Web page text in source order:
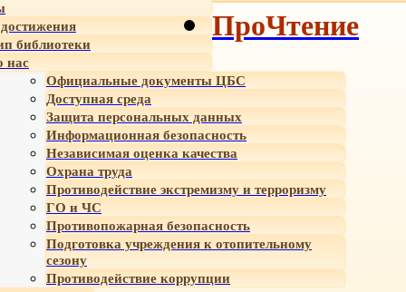
библиотеки
нас
Официальные документы ЦБС
Доступная среда
Защита персональных данных
Информационная безопасность
Независимая оценка качества
Охрана труда
Противодействие экстремизму и терроризму
ГО и ЧС
Противопожарная безопасность
Подготовка учреждения к отопительному
сезону
Противодействие коррупции
ПроЧтение